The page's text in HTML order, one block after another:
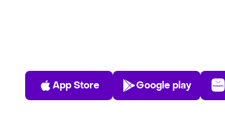
App Store
App Store
Play Store
Google play